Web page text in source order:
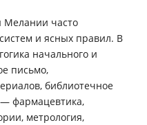
Мелании часто
и ясных правил. В
начального и
письмо,
библиотечное
фармацевтика,
метрология,